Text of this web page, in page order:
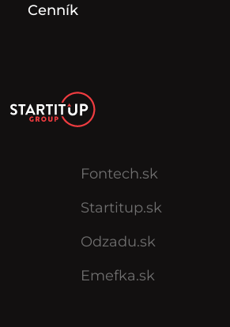
Cenník
Fontech.sk
Startitup.sk
Odzadu.sk
Emefka.sk